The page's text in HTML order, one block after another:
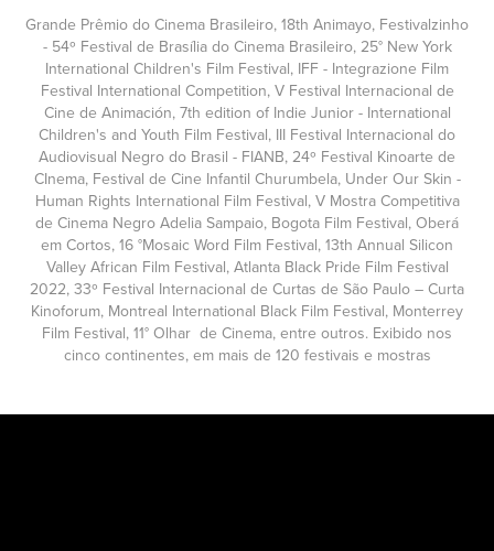
Grande Prêmio do Cinema Brasileiro, 18th Animayo, Festivalzinho
- 54º Festival de Brasília do Cinema Brasileiro, 25° New York
International Children's Film Festival, IFF - Integrazione Film
Festival International Competition, V Festival Internacional de
Cine de Animación, 7th edition of Indie Junior - International
Children's and Youth Film Festival, III Festival Internacional do
Audiovisual Negro do Brasil - FIANB, 24º Festival Kinoarte de
CInema, Festival de Cine Infantil Churumbela, Under Our Skin -
Human Rights International Film Festival, V Mostra Competitiva
de Cinema Negro Adelia Sampaio, Bogota Film Festival, Oberá
em Cortos, 16 °Mosaic Word Film Festival, 13th Annual Silicon
Valley African Film Festival, Atlanta Black Pride Film Festival
2022, 33º Festival Internacional de Curtas de São Paulo – Curta
Kinoforum, Montreal International Black Film Festival, Monterrey
Film Festival, 11° Olhar de Cinema, entre outros. Exibido nos
cinco continentes, em mais de 120 festivais e mostras